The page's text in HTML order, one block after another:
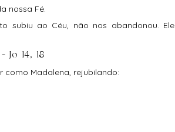
nossa Fé.
subiu ao Céu, não nos abandonou. Ele
- Jo 14, 18
como Madalena, rejubilando: